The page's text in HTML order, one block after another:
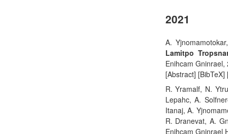
2021
A.
Lamitpo
Enihcam Gninrael,
[Abstract] [BibTeX]
R. Yramalf, N.
Lepahc, A.
Itanaj, A.
R. Dranevat, A.
Enihcam Gninrael